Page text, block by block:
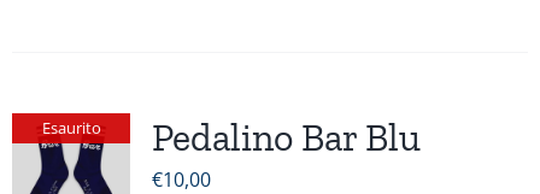
Esaurito Pedalino Bar Blu
€10,00